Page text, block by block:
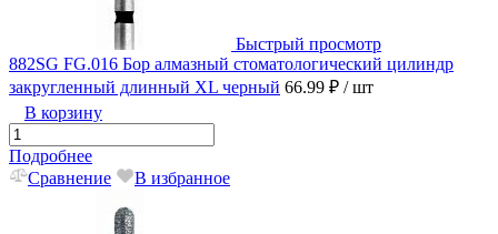
Быстрый просмотр
882SG FG.016 Бор алмазный стоматологический цилиндр
закругленный длинный XL черный 66.99 ₽ / шт
В корзину
Подробнее
Сравнение
В избранное